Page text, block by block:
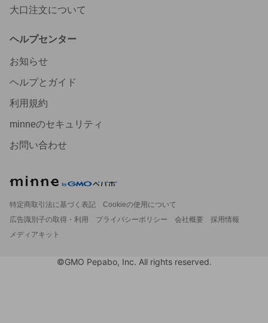
大口注文について
ヘルプセンター
お知らせ
ヘルプとガイド
利用規約
minneのセキュリティ
お問い合わせ
特定商取引法に基づく表記
Cookieの使用について
広告識別子の取得・利用
プライバシーポリシー 会社概要
採用情報
メディアキット
©GMO Pepabo, Inc. All rights reserved.